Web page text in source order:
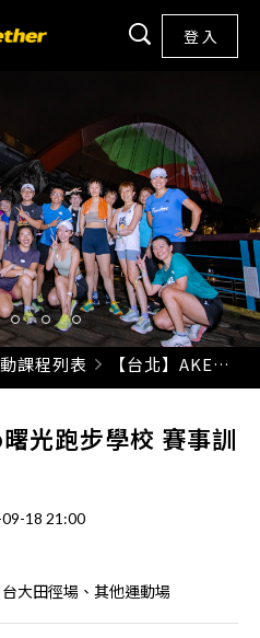
登 入
課程列表 CURRENT: 【台北】AKEBONO曙光跑步學校 賽事訓練營
光跑步學校 賽事訓
18 21:00
大田徑場、其他運動場